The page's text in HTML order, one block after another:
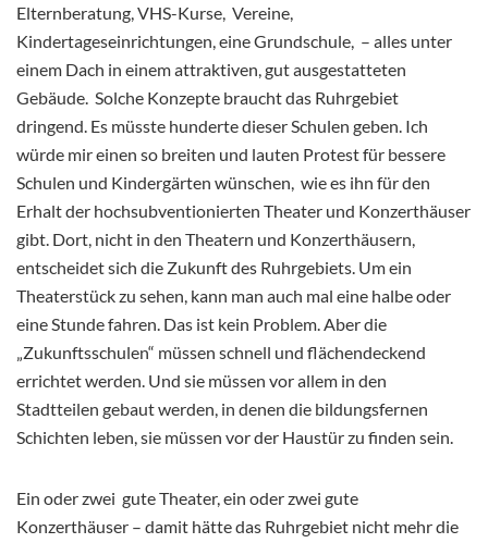
Elternberatung, VHS-Kurse, Vereine,
Kindertageseinrichtungen, eine Grundschule, – alles unter
einem Dach in einem attraktiven, gut ausgestatteten
Gebäude. Solche Konzepte braucht das Ruhrgebiet
dringend. Es müsste hunderte dieser Schulen geben. Ich
würde mir einen so breiten und lauten Protest für bessere
Schulen und Kindergärten wünschen, wie es ihn für den
Erhalt der hochsubventionierten Theater und Konzerthäuser
gibt. Dort, nicht in den Theatern und Konzerthäusern,
entscheidet sich die Zukunft des Ruhrgebiets. Um ein
Theaterstück zu sehen, kann man auch mal eine halbe oder
eine Stunde fahren. Das ist kein Problem. Aber die
„Zukunftsschulen“ müssen schnell und flächendeckend
errichtet werden. Und sie müssen vor allem in den
Stadtteilen gebaut werden, in denen die bildungsfernen
Schichten leben, sie müssen vor der Haustür zu finden sein.
Ein oder zwei gute Theater, ein oder zwei gute
Konzerthäuser – damit hätte das Ruhrgebiet nicht mehr die